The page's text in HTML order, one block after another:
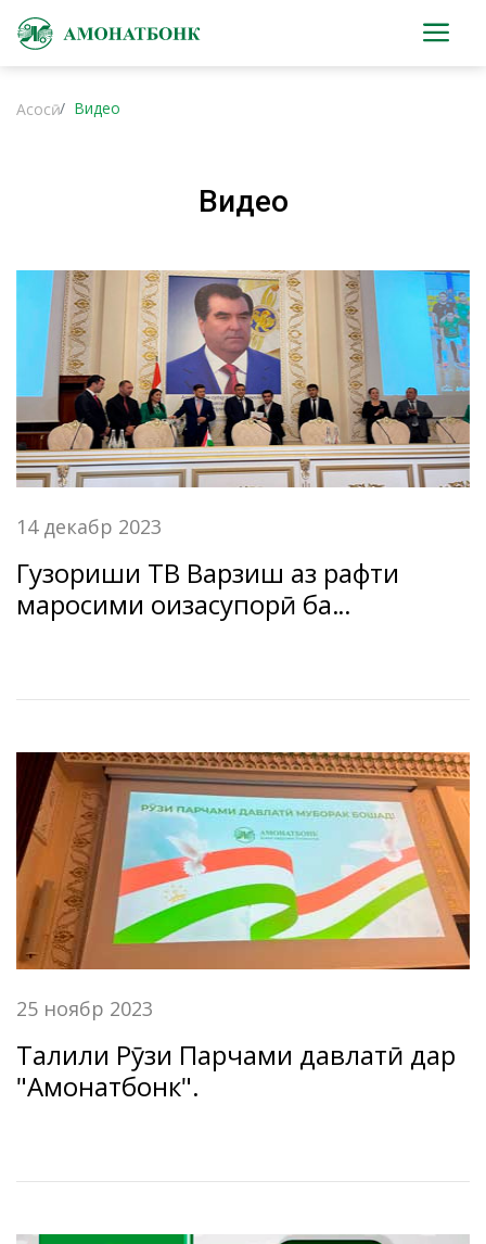
Асосӣ Видео
Видео
14 декабр 2023
Гузориши ТВ Варзиш аз рафти
маросими ҷоизасупорӣ ба
25 ноябр 2023
Таҷлили Рӯзи Парчами давлатӣ дар
"Амонатбонк".